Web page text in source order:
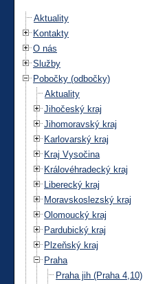
Aktuality
Kontakty
O nás
Služby
Pobočky (odbočky)
Aktuality
Jihočeský kraj
Jihomoravský kraj
Karlovarský kraj
Kraj Vysočina
Královéhradecký kraj
Liberecký kraj
Moravskoslezský kraj
Olomoucký kraj
Pardubický kraj
Plzeňský kraj
Praha
Praha jih (Praha 4,10)